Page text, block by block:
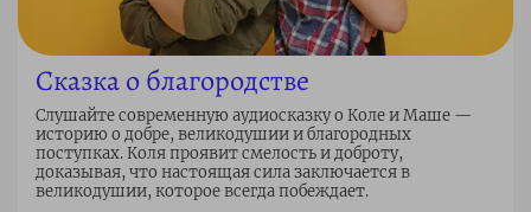
Сказка о благородстве
Слушайте современную аудиосказку о Коле и Маше —
историю о добре, великодушии и благородных
поступках. Коля проявит смелость и доброту,
доказывая, что настоящая сила заключается в
великодушии, которое всегда побеждает.